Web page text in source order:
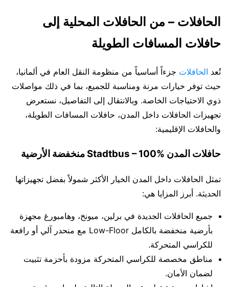
الحافلات – من الحافلات المحلية إلى
حافلات المسافات الطويلة
تُعد الحافلات جزءاً أساسياً من منظومة النقل العام في ألمانيا،
حيث توفر خيارات مرنة ومناسبة للجميع، بما في ذلك مواصلات
ذوي الاحتياجات الخاصة. وبالانتقال إلى التفاصيل، نستعرض
تجهيزات الحافلات داخل المدن، حافلات المسافات الطويلة،
والحافلات الإقليمية:
حافلات المدن Stadtbus – 100% منخفضة الأرضية
تمثل الحافلات داخل المدن الخيار الأكثر شمولاً بفضل تجهيزاتها
الحديثة. أبرز المزايا هي:
جميع الحافلات الجديدة في برلين، ميونخ، وهامبورغ مجهزة
بأرضية منخفضة بالكامل Low-Floor مع منحدر آلي أو رافعة
للكراسي المتحركة.
مناطق مخصصة للكراسي المتحركة مزودة بأحزمة تثبيت
لضمان الأمان.